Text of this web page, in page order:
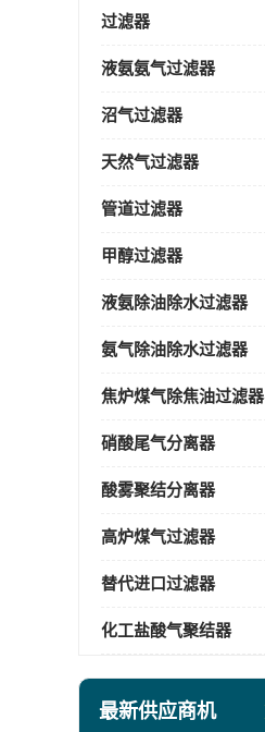
过滤器
液氨氨气过滤器
沼气过滤器
天然气过滤器
管道过滤器
甲醇过滤器
液氨除油除水过滤器
氨气除油除水过滤器
焦炉煤气除焦油过滤器
硝酸尾气分离器
酸雾聚结分离器
高炉煤气过滤器
替代进口过滤器
化工盐酸气聚结器
最新供应商机